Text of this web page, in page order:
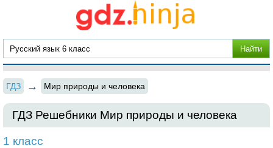
ГДЗ Мир природы и человека
ГДЗ Решебники Мир природы и человека
1 класс